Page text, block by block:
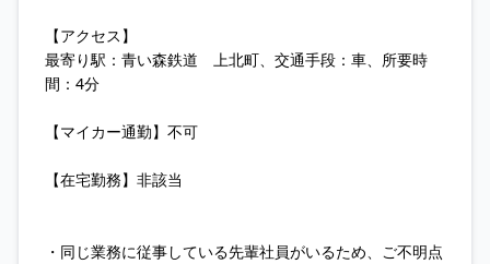
【アクセス】
最寄り駅：青い森鉄道 上北町、交通手段：車、所要時
間：4分
【マイカー通勤】不可
【在宅勤務】非該当
・同じ業務に従事している先輩社員がいるため、ご不明点